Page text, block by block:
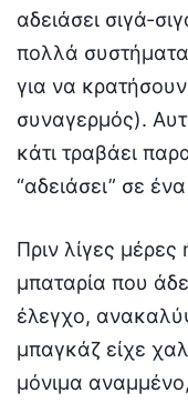
αδειάσει σιγά-
πολλά συστήματα
για να
συναγερμός).
κάτι τραβάει
“αδειάσει” σε
Πριν λίγες
μπαταρία που
έλεγχο,
μπαγκάζ είχε
μόνιμα